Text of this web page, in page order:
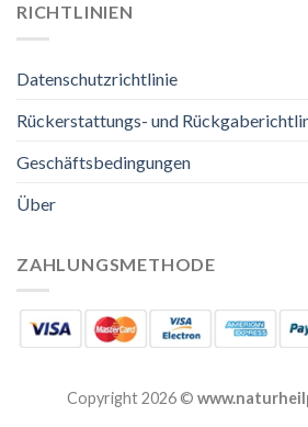
RICHTLINIEN
Datenschutzrichtlinie
Rückerstattungs- und
Geschäftsbedingungen
Über
ZAHLUNGSMETHODE
Copyright 2026 ©